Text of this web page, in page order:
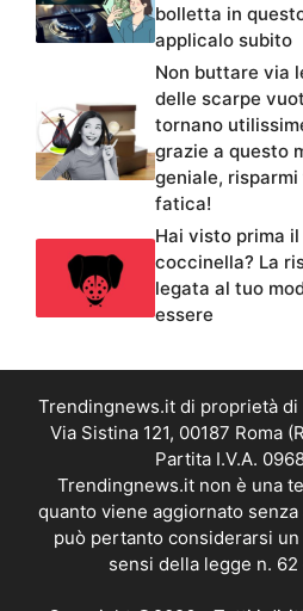
bolletta in
applicalo subito
Non buttare via
delle scarpe
tornano
grazie a questo
geniale,
fatica!
Hai visto prima
coccinella? La
legata al tuo
essere
Trendingnews.it di proprietà di
Via Sistina 121, 00187 Roma
Partita I.V.A.
Trendingnews.it non è una
quanto viene aggiornato
può pertanto considerarsi
sensi della legge n. 62